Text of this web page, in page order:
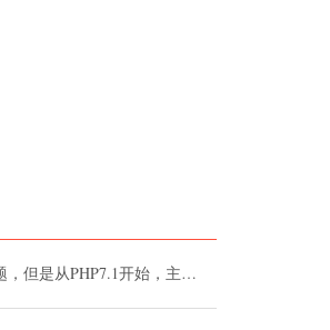
始，主题设置中的列表广告和文章底部广告无法...